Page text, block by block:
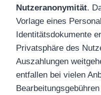
Nutzeranonymität.
Vorlage eines
Identitätsdokumente
Privatsphäre des
Auszahlungen
entfallen bei vielen